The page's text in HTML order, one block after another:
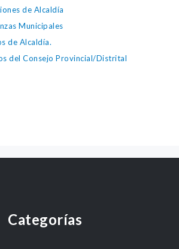
de Alcaldía
Municipales
de Alcaldía.
del Consejo Provincial/Distrital
Categorías